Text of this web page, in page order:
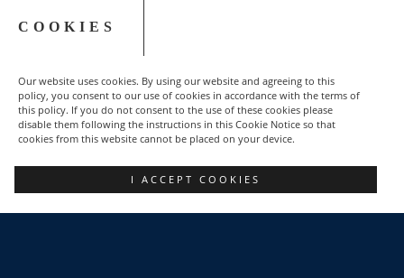
COOKIES
Our website uses cookies. By using our website and agreeing to this
policy, you consent to our use of cookies in accordance with the terms of
this policy. If you do not consent to the use of these cookies please
disable them following the instructions in this Cookie Notice so that
cookies from this website cannot be placed on your device.
I ACCEPT COOKIES
Copyright © 2015-2023 NSZZ Solidarność - Region
Podbeskidzie